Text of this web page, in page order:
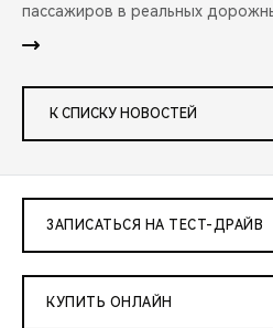
пассажиров в реальных
К СПИСКУ НОВОСТЕЙ
ЗАПИСАТЬСЯ НА ТЕСТ-ДРАЙВ
КУПИТЬ ОНЛАЙН